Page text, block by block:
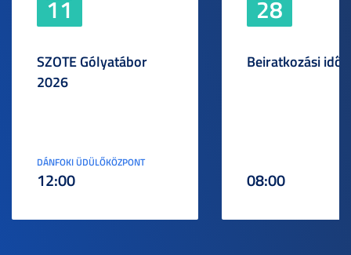
11
SZOTE Gólyatábor
2026
DÁNFOKI ÜDÜLŐKÖZPONT
12:00
28
Beiratkozási
08:00